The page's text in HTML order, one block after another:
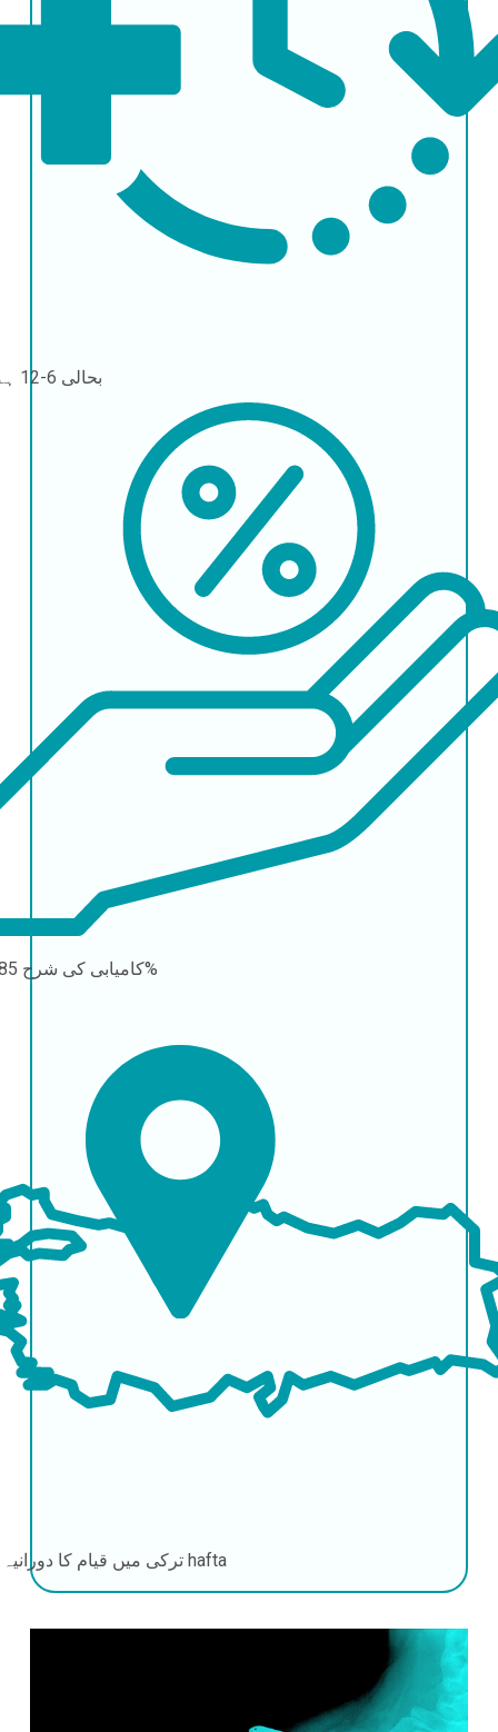
بحالی 6-12 ہفتے
کامیابی کی شرح85-90%
ترکی میں قیام کا 4-6 hafta